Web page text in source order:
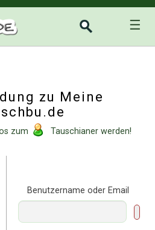
☰
zu Meine
zum Tauschianer werden!
Benutzername oder Email